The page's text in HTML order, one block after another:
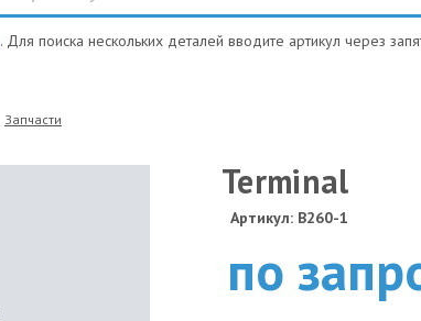
. Для поиска нескольких деталей вводите артикул через
Запчасти
Terminal
Артикул: B260-1
по